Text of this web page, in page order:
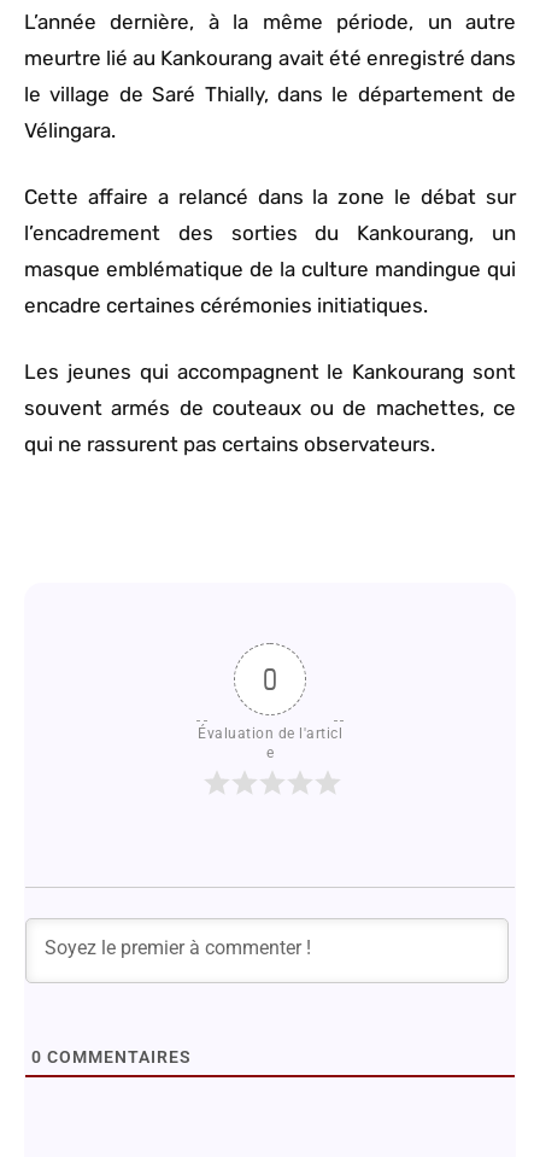
L’année dernière, à la même période, un autre
meurtre lié au Kankourang avait été enregistré dans
le village de Saré Thially, dans le département de
Vélingara.
Cette affaire a relancé dans la zone le débat sur
l’encadrement des sorties du Kankourang, un
masque emblématique de la culture mandingue qui
encadre certaines cérémonies initiatiques.
Les jeunes qui accompagnent le Kankourang sont
souvent armés de couteaux ou de machettes, ce
qui ne rassurent pas certains observateurs.
0
Évaluation de l'articl
e
0 COMMENTAIRES